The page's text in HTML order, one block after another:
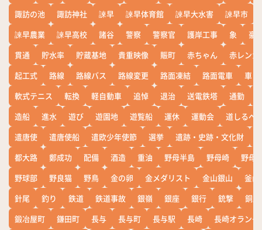
諏訪の池
諏訪神社 諫早 諫早体育館 諫早大水害 諫早市
諫早農業
諫早高校 諸谷 警察 警察官 護岸工事 象
豪
貫通
貯水率 貯蔵基地 貴重映像 賑町 赤ちゃん
赤レンガ
起工式
路線 路線バス 路線変更 路面凍結 路面電車
車
軟式テニス
転換 軽自動車 追悼 退治 送電鉄塔 通勤
造船
進水 遊び 遊園地 遊覧船 運休 運動会
道しるべ
遣唐使
遣唐使船 遣欧少年使節 選挙 遺跡・史跡・文化財
都大路
鄭成功 配備 酒造 重油 野母半島 野母崎
野母
野球部
野良猫 野鳥 金の卵 金メダリスト 金山銀山
釜山
針尾
釣り 鉄道 鉄道事故 銀嶺 銀座 銀行 銃撃
銅座
鍛冶屋町
鎌田町 長与 長与町 長与駅 長崎
長崎オランダ